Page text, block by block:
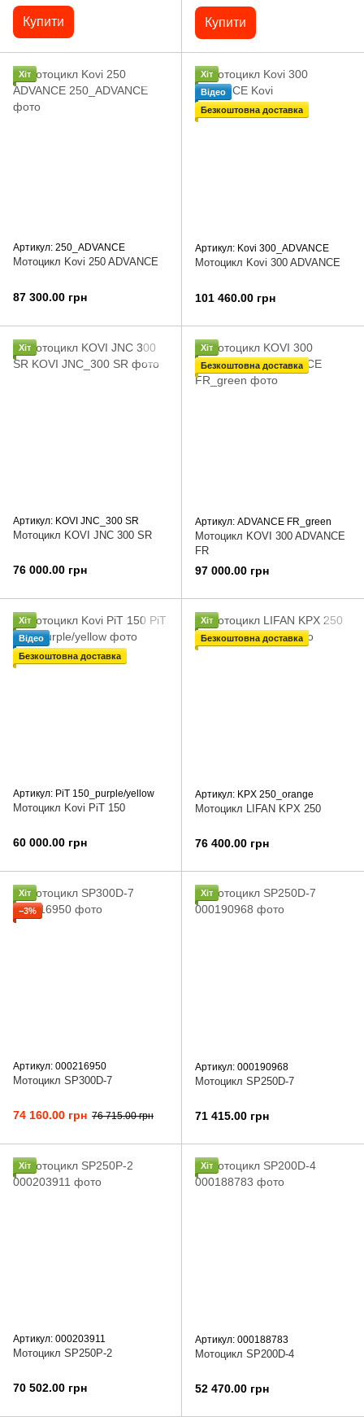
Купити Купити
Хіт
Артикул: 250_ADVANCE
Мотоцикл Kovi 250 ADVANCE
87 300.00 грн
Хіт
Відео
Безкоштовна доставка
Артикул: Kovi 300_ADVANCE
Мотоцикл Kovi 300 ADVANCE
101 460.00 грн
Хіт
Артикул: KOVI JNC_300 SR
Мотоцикл KOVI JNC 300 SR
76 000.00 грн
Хіт
Безкоштовна доставка
Артикул: ADVANCE FR_green
Мотоцикл KOVI 300 ADVANCE
FR
97 000.00 грн
Хіт
Відео
Безкоштовна доставка
Артикул: PiT 150_purple/yellow
Мотоцикл Kovi PiT 150
60 000.00 грн
Хіт
Безкоштовна доставка
Артикул: KPX 250_orange
Мотоцикл LIFAN KPX 250
76 400.00 грн
Хіт
−3%
Артикул: 000216950
Мотоцикл SP300D-7
74 160.00 грн 76 715.00 грн
Хіт
Артикул: 000190968
Мотоцикл SP250D-7
71 415.00 грн
Хіт
Артикул: 000203911
Мотоцикл SP250P-2
70 502.00 грн
Хіт
Артикул: 000188783
Мотоцикл SP200D-4
52 470.00 грн